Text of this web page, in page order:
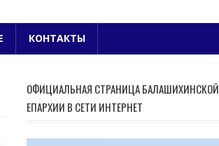
КОНТАКТЫ
ОФИЦИАЛЬНАЯ СТРАНИЦА БАЛАШИХИНСКОЙ
ЕПАРХИИ В СЕТИ ИНТЕРНЕТ